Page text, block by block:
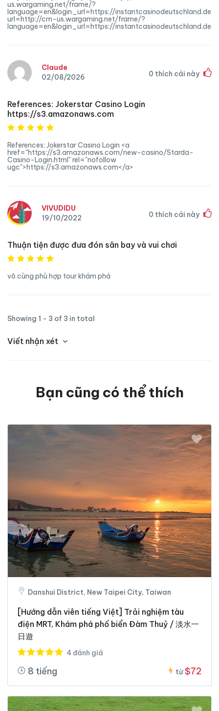
us.wargaming.net/frame/?
language=en&login_url=https://
url=http://cm-us.wargaming.net/frame/?
language=en&login_url=https://
Claude
02/08/2026
0 thích cái này
References: Jokerstar Casino Login
https://s3.amazonaws.com
References: Jokerstar Casino Login <a
href="https://s3.amazonaws.com/new-casino/Starda-
Casino-Login.html" rel="nofollow
ugc">https://s3.amazonaws.com</a>
VIVUDIDU
19/10/2022
0 thích cái này
Thuận tiện được đưa đón sân bay và vui chơi
vô cùng phù hợp tour khám phá
Showing 1 - 3 of 3 in total
Viết nhận xét
Bạn cũng có thể thích
Danshui District, New Taipei City, Taiwan
[Hướng dẫn viên tiếng Việt] Trải nghiệm tàu
điện MRT, Khám phá phố biển Đàm Thuỷ / 淡水一
日遊
4 đánh giá
8 tiếng từ$72